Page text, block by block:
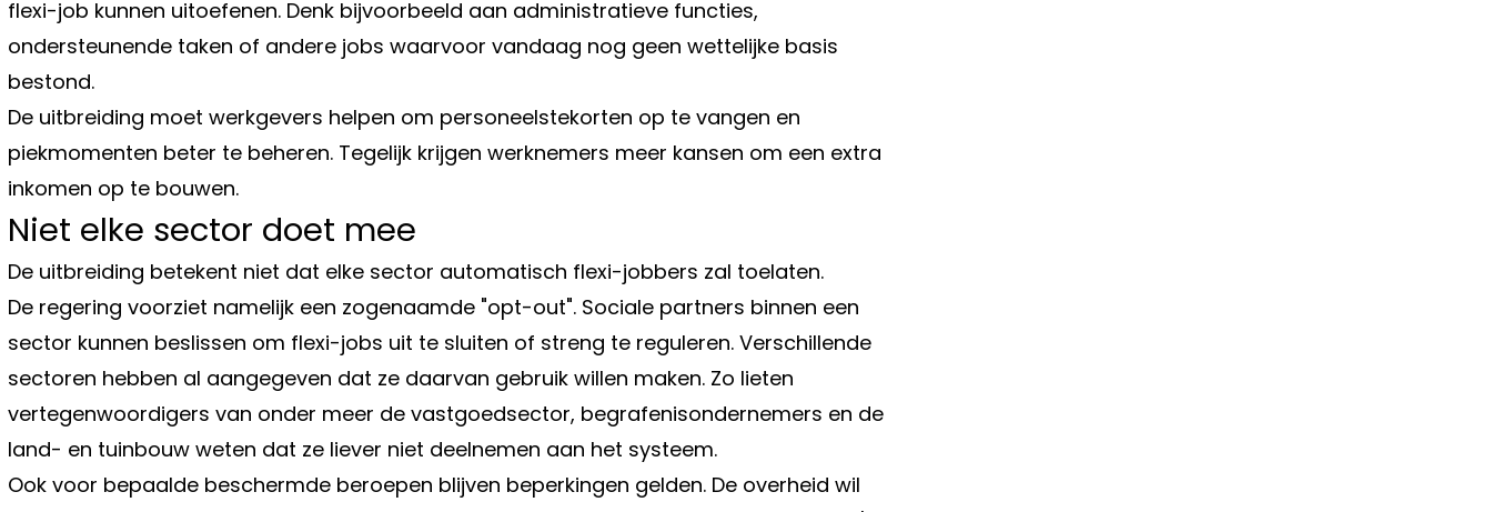
flexi-job kunnen uitoefenen. Denk bijvoorbeeld aan administratieve functies,
ondersteunende taken of andere jobs waarvoor vandaag nog geen wettelijke basis
bestond.
De uitbreiding moet werkgevers helpen om personeelstekorten op te vangen en
piekmomenten beter te beheren. Tegelijk krijgen werknemers meer kansen om een extra
inkomen op te bouwen.
Niet elke sector doet mee
De uitbreiding betekent niet dat elke sector automatisch flexi-jobbers zal toelaten.
De regering voorziet namelijk een zogenaamde "opt-out". Sociale partners binnen een
sector kunnen beslissen om flexi-jobs uit te sluiten of streng te reguleren. Verschillende
sectoren hebben al aangegeven dat ze daarvan gebruik willen maken. Zo lieten
vertegenwoordigers van onder meer de vastgoedsector, begrafenisondernemers en de
land- en tuinbouw weten dat ze liever niet deelnemen aan het systeem.
Ook voor bepaalde beschermde beroepen blijven beperkingen gelden. De overheid wil